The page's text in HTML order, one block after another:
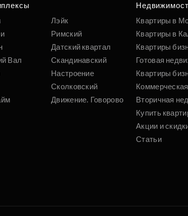
Вал
Лэйк
Римский
Датский квартал
Скандинавский
Настроение
Сколковский
Движение. Говорово
Квартиры в
Квартиры в
Квартиры
Готовая
Квартиры
Вторичная
Купить
Акции и
Статьи